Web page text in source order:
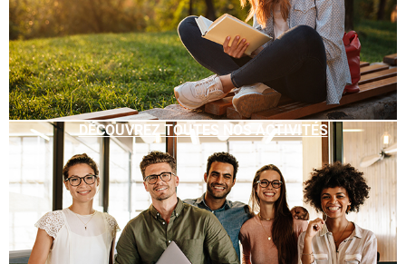
DÉCOUVREZ TOUTES NOS ACTIVITÉS